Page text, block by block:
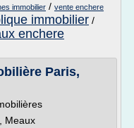
immobilier / vente enchere
immobilier /
enchere
Paris,
Meaux